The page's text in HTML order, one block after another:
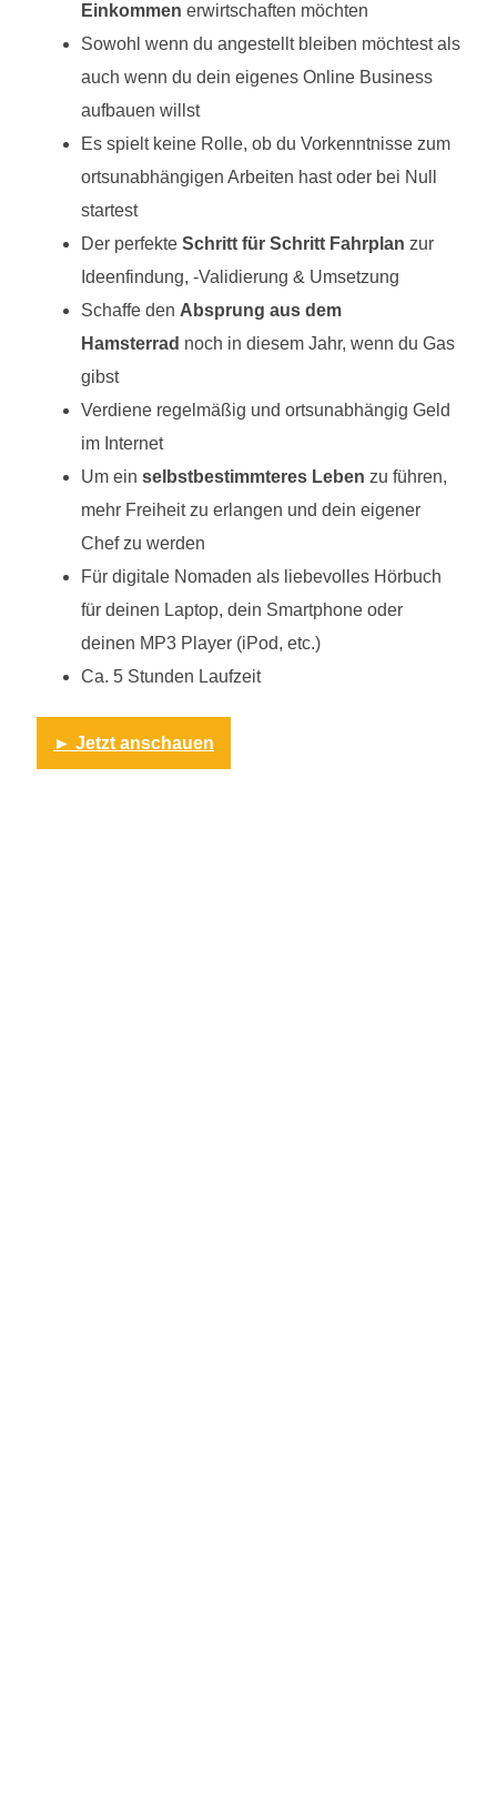
Einkommen erwirtschaften möchten
Sowohl wenn du angestellt bleiben möchtest als
auch wenn du dein eigenes Online Business
aufbauen willst
Es spielt keine Rolle, ob du Vorkenntnisse zum
ortsunabhängigen Arbeiten hast oder bei Null
startest
Der perfekte Schritt für Schritt Fahrplan zur
Ideenfindung, -Validierung & Umsetzung
Schaffe den Absprung aus dem
Hamsterrad noch in diesem Jahr, wenn du Gas
gibst
Verdiene regelmäßig und ortsunabhängig Geld
im Internet
Um ein selbstbestimmteres Leben zu führen,
mehr Freiheit zu erlangen und dein eigener
Chef zu werden
Für digitale Nomaden als liebevolles Hörbuch
für deinen Laptop, dein Smartphone oder
deinen MP3 Player (iPod, etc.)
Ca. 5 Stunden Laufzeit
► Jetzt anschauen